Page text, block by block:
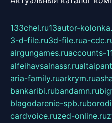
133chel.ru13autor-
3-d-file.ru3d-file.rua-
airgungames.ruaccounts-
alfeihavsalnassr.ru
aria-family.ruarkrym.ru
bankaribi.rubandamn.ru
blagodarenie-spb.ru
cardvoice.ruzed-online.ru